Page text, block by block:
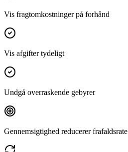
Vis fragtomkostninger på forhånd
Vis afgifter tydeligt
Undgå overraskende gebyrer
Gennemsigtighed reducerer frafaldsrate